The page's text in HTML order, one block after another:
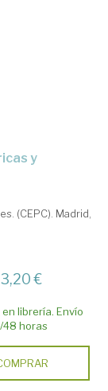
(CEPC). Madrid,
€
librería. Envío
48 horas